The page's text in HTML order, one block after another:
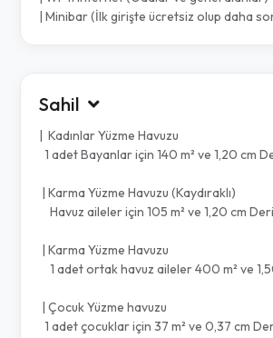
| Minibar (İlk girişte ücretsiz olup daha
Sahil
| Kadınlar Yüzme Havuzu
1 adet Bayanlar için 140 m² ve 1,20 cm
| Karma Yüzme Havuzu (Kaydıraklı)
Havuz aileler için 105 m² ve 1,20 cm
| Karma Yüzme Havuzu
1 adet ortak havuz aileler 400 m² ve
| Çocuk Yüzme havuzu
1 adet çocuklar için 37 m² ve 0,37 cm